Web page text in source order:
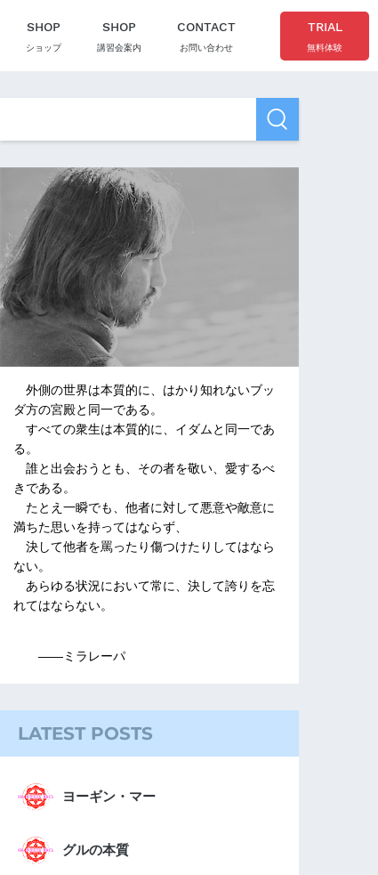
SHOP
ショップ
SHOP
講習会案内
CONTACT
お問い合わせ
TRIAL
無料体験
外側の世界は本質的に、はかり知れないブッ
ダ方の宮殿と同一である。
すべての衆生は本質的に、イダムと同一であ
る。
誰と出会おうとも、その者を敬い、愛するべ
きである。
たとえ一瞬でも、他者に対して悪意や敵意に
満ちた思いを持ってはならず、
決して他者を罵ったり傷つけたりしてはなら
ない。
あらゆる状況において常に、決して誇りを忘
れてはならない。
――ミラレーパ
LATEST POSTS
ヨーギン・マー
グルの本質